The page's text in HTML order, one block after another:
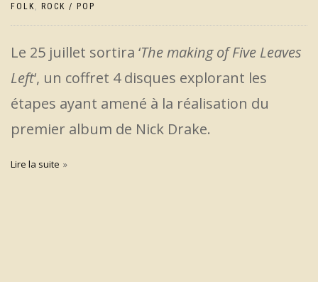
FOLK
ROCK / POP
Le 25 juillet sortira ‘The making of Five Leaves
Left‘, un coffret 4 disques explorant les
étapes ayant amené à la réalisation du
premier album de Nick Drake.
Lire la suite